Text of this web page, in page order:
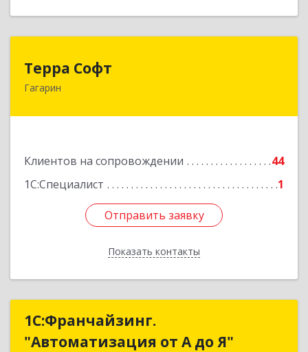
Терра Софт
Гагарин
Клиентов на сопровождении
44
1С:Специалист
1
Отправить заявку
Показать контакты
215010, Смоленская обл, Гагарин г, Ленина ул,
Отправить заявку
Назад
1С:Франчайзинг.
"Автоматизация от А до Я"
1С:Франчайзинг.
"Автоматизация от А до Я"